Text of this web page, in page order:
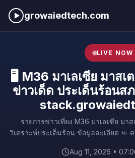
growaiedtech.com
LIVE NOW
🖥️ M36 มาเลเซีย มาสเ
ข่าวเด็ด ประเด็นร้อน
รายการข่าวเที่ยง M36 มาเลเซีย มา
วิเคราะห์ประเด็นร้อน ข้อมูลละเอียด 🤏
Aug 11, 2026 •